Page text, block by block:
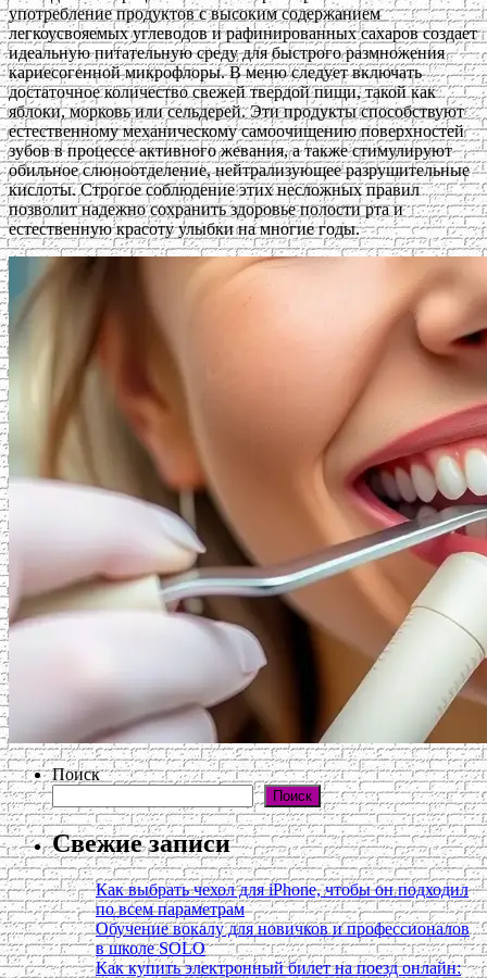
употребление продуктов с высоким содержанием
легкоусвояемых углеводов и рафинированных сахаров создает
идеальную питательную среду для быстрого размножения
кариесогенной микрофлоры. В меню следует включать
достаточное количество свежей твердой пищи, такой как
яблоки, морковь или сельдерей. Эти продукты способствуют
естественному механическому самоочищению поверхностей
зубов в процессе активного жевания, а также стимулируют
обильное слюноотделение, нейтрализующее разрушительные
кислоты. Строгое соблюдение этих несложных правил
позволит надежно сохранить здоровье полости рта и
естественную красоту улыбки на многие годы.
Поиск
Поиск
Свежие записи
Как выбрать чехол для iPhone, чтобы он подходил
по всем параметрам
Обучение вокалу для новичков и профессионалов
в школе SOLO
Как купить электронный билет на поезд онлайн: